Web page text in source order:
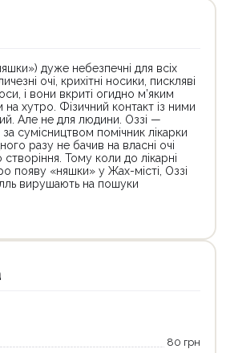
дуже небезпечні для всіх
очі, крихітні носики, пискляві
і вони вкриті огидно м’яким
хутро. Фізичний контакт із ними
Але не для людини. Оззі —
сумісництвом помічник лікарки
разу не бачив на власні очі
Тому коли до лікарні
появу «няшки» у Жах-місті, Оззі
вирушають на пошуки
80 грн